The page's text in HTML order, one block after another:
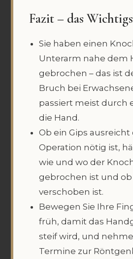
Fazit – das
Sie haben einen
Unterarm nahe dem
gebrochen – das ist
Bruch bei
passiert meist durch
die Hand.
Ob ein Gips ausreicht
Operation nötig ist,
wie und wo der
gebrochen ist und
verschoben ist.
Bewegen Sie Ihre
früh, damit das
steif wird, und
Termine zur